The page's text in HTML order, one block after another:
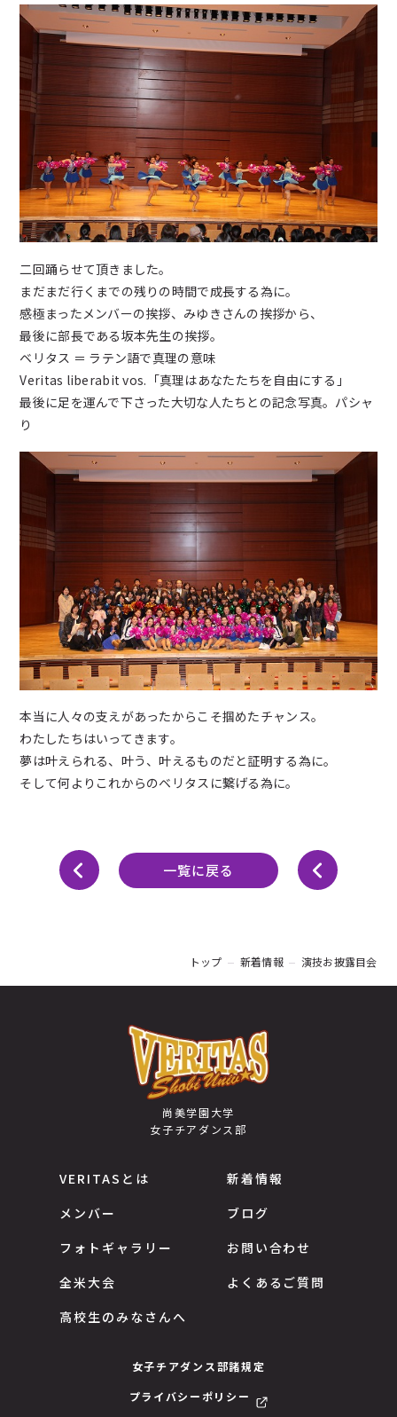
二回踊らせて頂きました。
まだまだ行くまでの残りの時間で成長する為に。
感極まったメンバーの挨拶、みゆきさんの挨拶から、
最後に部長である坂本先生の挨拶。
ベリタス ＝ ラテン語で真理の意味
Veritas liberabit vos.「真理はあなたたちを自由にする」
最後に足を運んで下さった大切な人たちとの記念写真。パシャ
り
本当に人々の支えがあったからこそ掴めたチャンス。
わたしたちはいってきます。
夢は叶えられる、叶う、叶えるものだと証明する為に。
そして何よりこれからのベリタスに繋げる為に。
一覧に戻る
トップ 新着情報 演技お披露目会
尚美学園大学
女子チアダンス部
VERITASとは
新着情報
メンバー
ブログ
フォトギャラリー
お問い合わせ
全米大会
よくあるご質問
高校生のみなさんへ
女子チアダンス部諸規定
プライバシーポリシー